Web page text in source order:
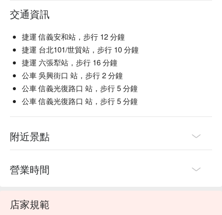
交通資訊
捷運 信義安和站，步行 12 分鐘
捷運 台北101/世貿站，步行 10 分鐘
捷運 六張犁站，步行 16 分鐘
公車 吳興街口 站，步行 2 分鐘
公車 信義光復路口 站，步行 5 分鐘
公車 信義光復路口 站，步行 5 分鐘
附近景點
營業時間
店家規範